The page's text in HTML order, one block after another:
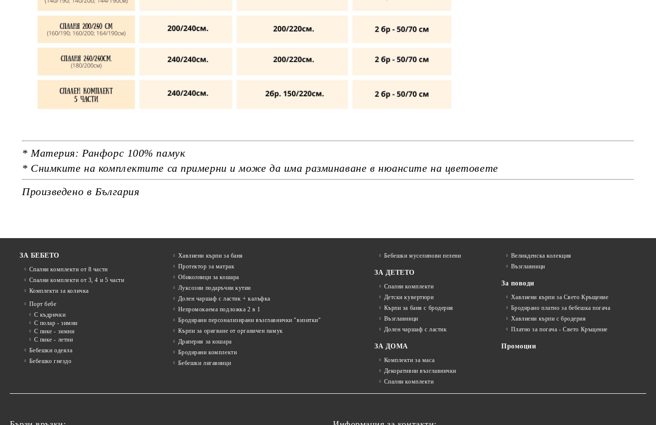
* Материя: Ранфорс 100% памук
* Снимките на комплектите са примерни и може да има разминаване в нюансите на цветовете
Произведено в България
ЗА БЕБЕТО
Спални комплекти от 8 части
Спални комплекти от 3, 4 и 5 части
Комплекти за количка
Порт бебе
С къдрички
С полар - зимни
С пике - зимни
С пике - летни
Бебешки одеяла
Бебешко гнездо
Хавлиени кърпи за баня
Протектор за матрак
Обиколници за кошара
Луксозни подаръчни кутии
Долен чаршаф с ластик + калъфка
Непромокаема подложка 2 в 1
Бродирани персонализирани възглавнички "визитки"
Кърпи за оригване от органичен памук
Драперия за кошара
Бродирани комплекти
Бебешки лигавници
Бебешки муселинови пелени
ЗА ДЕТЕТО
Спални комплекти
Детски кувертюри
Кърпи за баня с бродерия
Възглавници
Долен чаршаф с ластик
ЗА ДОМА
Комплекти за маса
Декоративни възглавнички
Спални комплекти
Великденска колекция
Възглавници
За поводи
Хавлиени кърпи за Свето Кръщение
Бродирано платно за бебешка погача
Хавлиени кърпи с бродерия
Платно за погача - Свето Кръщение
Промоции